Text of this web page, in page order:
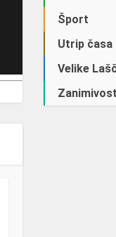
Šport
Utrip časa
Velike